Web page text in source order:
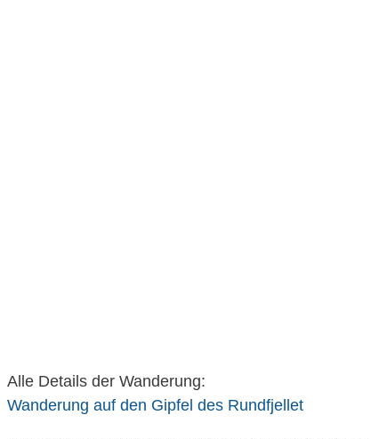
Alle Details der Wanderung:
Wanderung auf den Gipfel des Rundfjellet